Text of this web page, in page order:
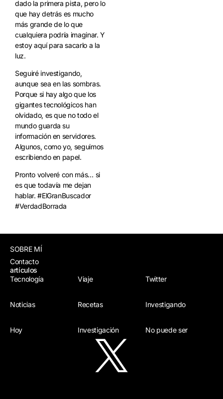
dado la primera pista, pero lo
que hay detrás es mucho
más grande de lo que
cualquiera podría imaginar. Y
estoy aquí para sacarlo a la
luz.
Seguiré investigando,
aunque sea en las sombras.
Porque si hay algo que los
gigantes tecnológicos han
olvidado, es que no todo el
mundo guarda su
información en servidores.
Algunos, como yo, seguimos
escribiendo en papel.
Pronto volveré con más… si
es que todavía me dejan
hablar. #ElGranBuscador
#VerdadBorrada
SOBRE MÍ
Contacto
artículos
Tecnología
Noticias
Hoy
Viaje
Recetas
Investigación
Twitter
Investigando
No puede ser